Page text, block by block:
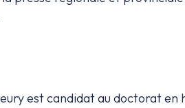
est candidat au doctorat en